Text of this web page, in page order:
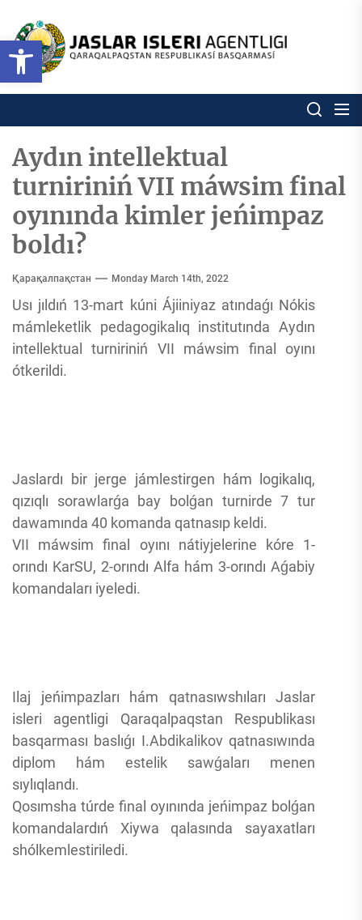
Open toolbar
content
Respublikası
basqarması
Ózbekstan jaslar isleri
Aydın intellektual
turniriniń VII máwsim final
oyınında kimler jeńimpaz
boldı?
Қарақалпақстан Monday March 14th, 2022
Usı jıldıń 13-mart kúni Ájiiniyaz atındaǵı Nókis
mámleketlik pedagogikalıq institutında Aydın
intellektual turniriniń VII máwsim final oyını
ótkerildi.
Jaslardı bir jerge jámlestirgen hám logikalıq,
qızıqlı sorawlarǵa bay bolǵan turnirde 7 tur
dawamında 40 komanda qatnasıp keldi.
VII máwsim final oyını nátiyjelerine kóre 1-
orındı KarSU, 2-orındı Alfa hám 3-orındı Aǵabiy
komandaları iyeledi.
Ilaj jeńimpazları hám qatnasıwshıları Jaslar
isleri agentligi Qaraqalpaqstan Respublikası
basqarması baslıǵı I.Abdikalikov qatnasıwında
diplom hám estelik sawǵaları menen
sıylıqlandı.
Qosımsha túrde final oyınında jeńimpaz bolǵan
komandalardıń Xiywa qalasında sayaxatları
shólkemlestiriledi.